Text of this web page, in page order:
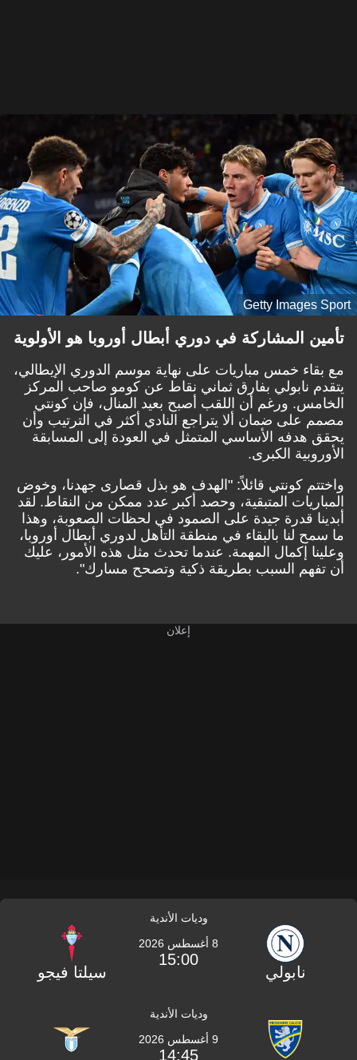
Getty
المشاركة في دوري أبطال أوروبا هو الأولوية
خمس مباريات على نهاية موسم الدوري الإيطالي،
نابولي بفارق ثماني نقاط عن كومو صاحب المركز
ورغم أن اللقب أصبح بعيد المنال، فإن كونتي
ضمان ألا يتراجع النادي أكثر في الترتيب وأن
الأساسي المتمثل في العودة إلى المسابقة
الكبرى.
كونتي قائلاً: "الهدف هو بذل قصارى جهدنا، وخوض
المتبقية، وحصد أكبر عدد ممكن من النقاط. لقد
قدرة جيدة على الصمود في لحظات الصعوبة، وهذا
لنا بالبقاء في منطقة التأهل لدوري أبطال أوروبا،
إكمال المهمة. عندما تحدث مثل هذه الأمور، عليك
السبب بطريقة ذكية وتصحح مسارك".
وديات الأندية
سيلتا فيجو
وديات الأندية